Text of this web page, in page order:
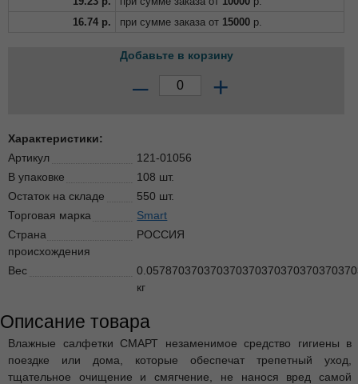
16.74 р. при сумме заказа от 15000 р.
Добавьте в корзину
– +
Характеристики:
Артикул
121-01056
В упаковке
108 шт.
Остаток на складе
550 шт.
Торговая марка
Smart
Страна
происхождения
РОССИЯ
Вес
кг
Описание товара
Влажные салфетки СМАРТ незаменимое средство гигиены в
поездке или дома, которые обеспечат трепетный уход,
тщательное очищение и смягчение, не нанося вред самой